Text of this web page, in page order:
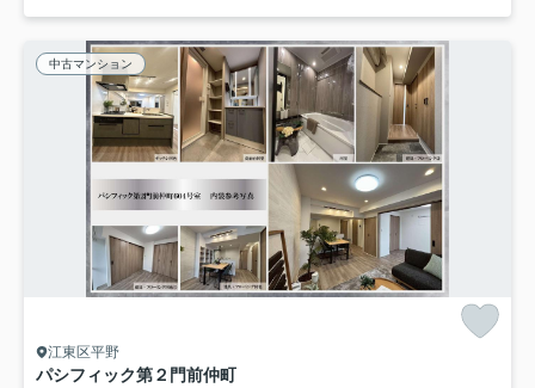
中古マンション
江東区平野
パシフィック第２門前仲町